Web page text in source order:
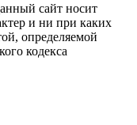
сайт носит
и ни при каких
определяемой
кодекса